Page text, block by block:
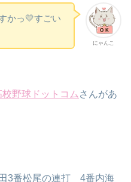
にゃんこ
かっ💛すごい
校野球ドットコム さんがあ
3番松尾の連打 4番内海